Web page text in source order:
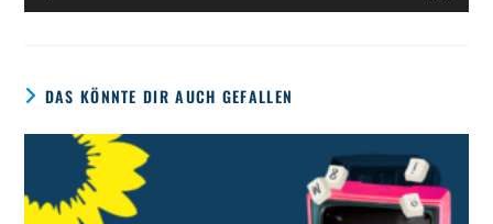
DAS KÖNNTE DIR AUCH GEFALLEN